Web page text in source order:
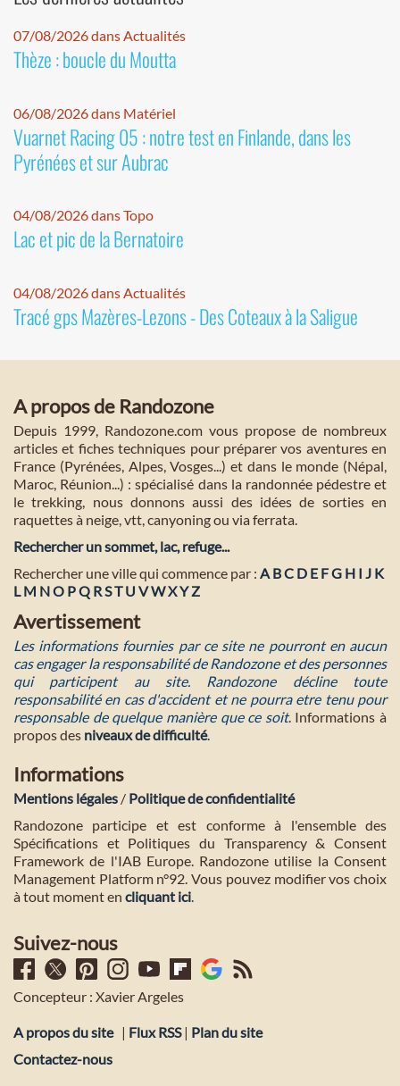
07/08/2026 dans Actualités
Thèze : boucle du Moutta
06/08/2026 dans Matériel
Vuarnet Racing 05 : notre test en Finlande, dans les
Pyrénées et sur Aubrac
04/08/2026 dans Topo
Lac et pic de la Bernatoire
04/08/2026 dans Actualités
Tracé gps Mazères-Lezons - Des Coteaux à la Saligue
A propos de Randozone
Depuis 1999, Randozone.com vous propose de nombreux
articles et fiches techniques pour préparer vos aventures en
France (Pyrénées, Alpes, Vosges...) et dans le monde (Népal,
Maroc, Réunion...) : spécialisé dans la randonnée pédestre et
le trekking, nous donnons aussi des idées de sorties en
raquettes à neige, vtt, canyoning ou via ferrata.
Rechercher un sommet, lac, refuge...
Rechercher une ville qui commence par : A BC D E FG H I J K
L M NO PQ R ST U VWXY Z
Avertissement
Les informations fournies par ce site ne pourront en aucun
cas engager la responsabilité de Randozone et des personnes
qui participent au site. Randozone décline toute
responsabilité en cas d'accident et ne pourra etre tenu pour
responsable de quelque manière que ce soit. Informations à
propos des niveaux de difficulté.
Informations
Mentions légales / Politique de confidentialité
Randozone participe et est conforme à l'ensemble des
Spécifications et Politiques du Transparency & Consent
Framework de l'IAB Europe. Randozone utilise la Consent
Management Platform n°92. Vous pouvez modifier vos choix
à tout moment en cliquant ici
Suivez-nous
Concepteur : Xavier Argeles
A propos du site | Flux RSS| Plan du site
Contactez-nous